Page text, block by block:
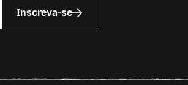
Inscreva-se